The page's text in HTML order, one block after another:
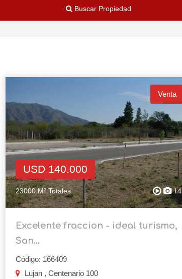
Buscar Propiedad
Venta
USD 140.000
23000 M² Totales 14
Excelente fraccion - ideal turismo,
San...
Código: 166409
Lujan , Centenario 100